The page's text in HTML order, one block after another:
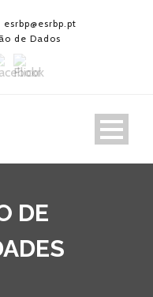
esrbp@esrbp.pt
de Dados
DE